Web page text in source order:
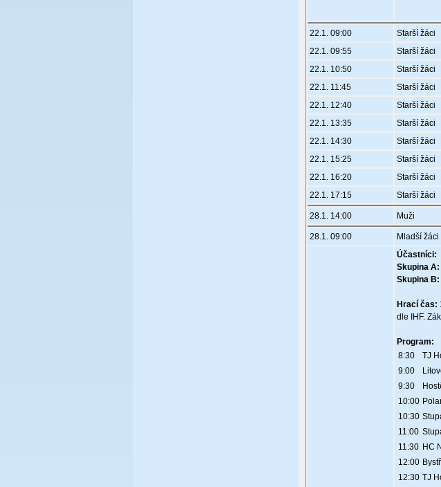
22.1. 09:00 Starší žáci
22.1. 09:55
Starší žáci
22.1. 10:50
Starší žáci
22.1. 11:45
Starší žáci
22.1. 12:40
Starší žáci
22.1. 13:35
Starší žáci
22.1. 14:30
Starší žáci
22.1. 15:25
Starší žáci
22.1. 16:20
Starší žáci
22.1. 17:15
Starší žáci
28.1. 14:00 Muži
28.1. 09:00 Mladší žáci
Účastníci:
Skupina
Skupina B:
Hrací čas:
dle IHF.
Program:
8:30
TJ
9:00
9:30
10:00
10:30
11:00
11:30 HC
12:00
12:30 TJ